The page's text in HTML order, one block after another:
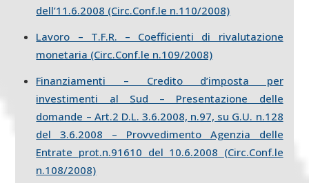
dell’11.6.2008 (Circ.Conf.le n.110/2008)
Lavoro – T.F.R. – Coefficienti di rivalutazione
monetaria (Circ.Conf.le n.109/2008)
Finanziamenti – Credito d’imposta per
investimenti al Sud – Presentazione delle
domande – Art.2 D.L. 3.6.2008, n.97, su G.U. n.128
del 3.6.2008 – Provvedimento Agenzia delle
Entrate prot.n.91610 del 10.6.2008 (Circ.Conf.le
n.108/2008)